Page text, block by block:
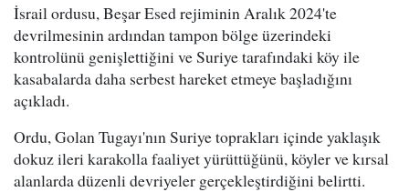
İsrail ordusu, Beşar Esed rejiminin Aralık 2024'te
devrilmesinin ardından tampon bölge üzerindeki
kontrolünü genişlettiğini ve Suriye tarafındaki köy ile
kasabalarda daha serbest hareket etmeye başladığını
açıkladı.
Ordu, Golan Tugayı'nın Suriye toprakları içinde yaklaşık
dokuz ileri karakolla faaliyet yürüttüğünü, köyler ve kırsal
alanlarda düzenli devriyeler gerçekleştirdiğini belirtti.